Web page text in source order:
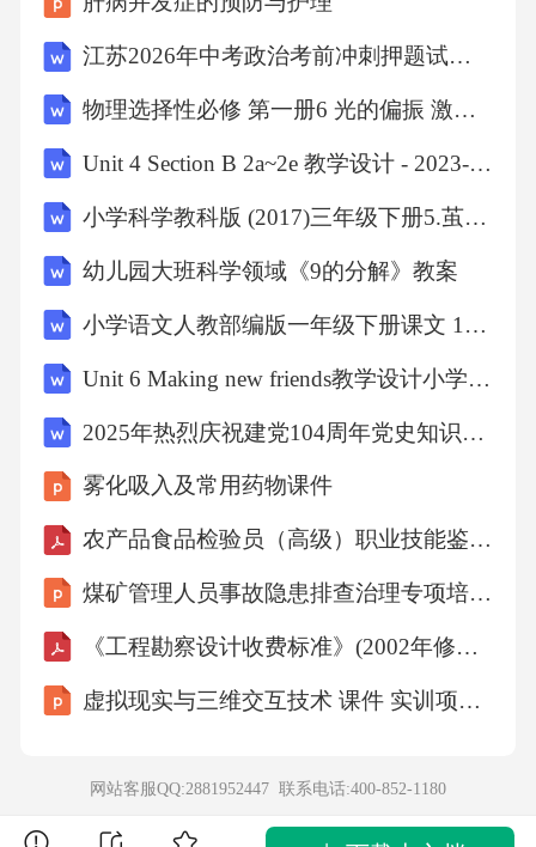
①②④C．①③④D．②③④16．学校要开展宪
法诵读活动，准备工作分为以下事项，你认为
正确的顺序应该是()①选择诵读内容②确定领读
本内容A．①②④③B．②①④③C．③①②④
D．②③④①17.下面两组漫画生动地体现了()第
一组第二组过去生病缺医少药现在生病全民医
保爷爷读的是扫盲班我读的是大学A.我国的人
权保障已无短板B．医疗和教育是最重要的人权
C．国家尊重和保障人权D．宪法明确人民当家
作主的地位18.第十四届全国人民代表大会第三
次会议指出，我们要坚持以人民为中心的发展
主，凝聚广大人民群众智慧和力量，坚持一切
为了人民、一切依靠人民。这里不断提到“人民”
说明()①我国是人民民主专政的社会主义国家②
国家权力属于人民，人民是国家的主人③我国
江苏2026年中考政治考前冲刺押题试卷及答案（共五套）新版
物理选择性必修 第一册6 光的偏振 激光教学设计及反思
Unit 4 Section B 2a~2e 教学设计 - 2023-2024学年人教版英语八年级下册
小学科学教科版 (2017)三年级下册5.茧中钻出了蚕蛾教学设计及反思
幼儿园大班科学领域《9的分解》教案
小学语文人教部编版一年级下册课文 12 我多想去看看教学设计
Unit 6 Making new friends教学设计小学英语新魔法英语New Magic六年级下册-新魔法英语（New Magic）
2025年热烈庆祝建党104周年党史知识竞赛题库及答案（共300题）
雾化吸入及常用药物课件
农产品食品检验员（高级）职业技能鉴定考试题及答案
煤矿管理人员事故隐患排查治理专项培训课件
《工程勘察设计收费标准》(2002年修订本)
虚拟现实与三维交互技术 课件 实训项目3 开发虚拟文旅虚拟交互项目的技术实操
网站客服QQ:2881952447 联系电话:400-852-1180